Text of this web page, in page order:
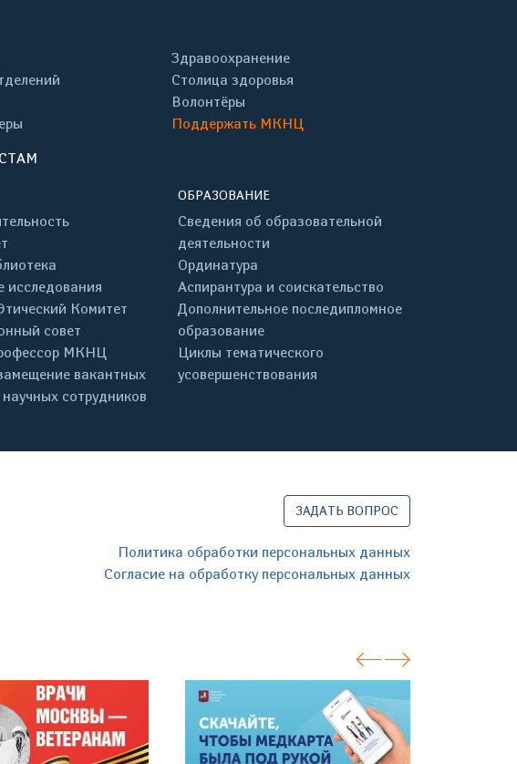
Здравоохранение
Столица здоровья
Волонтёры
Поддержать МКНЦ
исследования
Комитет
совет
МКНЦ
вакантных
сотрудников
ОБРАЗОВАНИЕ
Сведения об образовательной
деятельности
Ординатура
Аспирантура и соискательство
Дополнительное последипломное
образование
Циклы тематического
усовершенствования
ЗАДАТЬ ВОПРОС
Политика обработки персональных данных
Согласие на обработку персональных данных